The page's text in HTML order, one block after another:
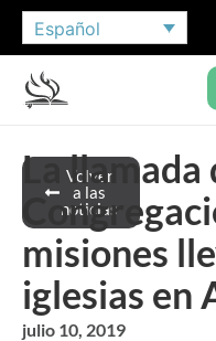
Español
Volver
a las
noticias
La llamada
misiones
iglesias en
julio 10, 2019